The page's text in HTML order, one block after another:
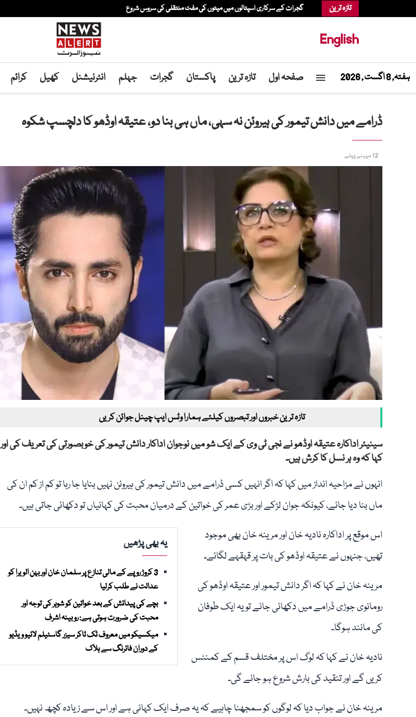
تازہ ترین گجرات کے سرکاری اسپتالوں میں میتوں کی مفت منتقلی کی سروس شروع
English
ہفتہ, 8 اگست , 2026 صفحہ اول تازہ ترین پاکستان گجرات جہلم انٹرنیشنل کھیل کرائم
ڈرامے میں دانش تیمور کی ہیروئن نہ سہی، ماں ہی بنا دو، عتیقہ اوڈھو کا دلچسپ شکوہ
12 مہینے پہلے
تازہ ترین خبروں اور تبصروں کیلئے ہمارا وٹس ایپ چینل جوائن کریں
سینیئر اداکارہ عتیقہ اوڈھو نے نجی ٹی وی کے ایک شو میں نوجوان اداکار دانش تیمور کی خوبصورتی کی تعریف کی اور
کہا کہ وہ ہر نسل کا کرش ہیں۔
انہوں نے مزاحیہ انداز میں کہا کہ اگر انہیں کسی ڈرامے میں دانش تیمور کی ہیروئن نہیں بنایا جا رہا تو کم از کم ان کی
ماں بنا دیا جائے، کیونکہ جوان لڑکے اور بڑی عمر کی خواتین کے درمیان محبت کی کہانیاں تو دکھائی جاتی ہیں۔
یہ بھی پڑھیں
3 کروڑ روپے کے مالی تنازع پر سلمان خان اور بہن الویرا کو
عدالت نے طلب کرلیا
بچے کی پیدائش کے بعد خواتین کو شوہر کی توجہ اور
محبت کی ضرورت ہوتی ہے: روبینہ اشرف
میکسیکو میں معروف ٹک ٹاکر سیزر گاسٹیلم لائیو ویڈیو
کے دوران فائرنگ سے ہلاک
اس موقع پر اداکارہ نادیہ خان اور مرینہ خان بھی موجود
تھیں، جنہوں نے عتیقہ اوڈھو کی بات پر قہقہے لگائے۔
مرینہ خان نے کہا کہ اگر دانش تیمور اور عتیقہ اوڈھو کی
رومانوی جوڑی ڈرامے میں دکھائی جائے تو یہ ایک طوفان
کی مانند ہوگا۔
نادیہ خان نے کہا کہ لوگ اس پر مختلف قسم کے کمنٹس
کریں گے اور تنقید کی بارش شروع ہو جائے گی۔
مرینہ خان نے جواب دیا کہ لوگوں کو سمجھنا چاہیے کہ یہ صرف ایک کہانی ہے اور اس سے زیادہ کچھ نہیں۔